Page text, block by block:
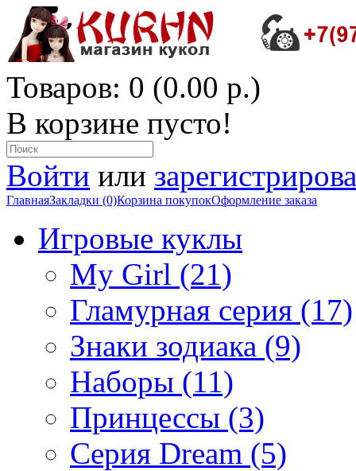
Товаров: 0 (0.00 р.)
В корзине пусто!
Войти или
ГлавнаяЗакладки (0)Корзина покупокОформление заказа
Игровые куклы
My Girl (21)
Гламурная серия (17)
Знаки зодиака (9)
Наборы (11)
Принцессы (3)
Серия Dream (5)